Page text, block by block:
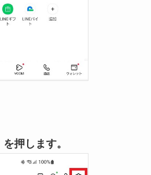
押します。